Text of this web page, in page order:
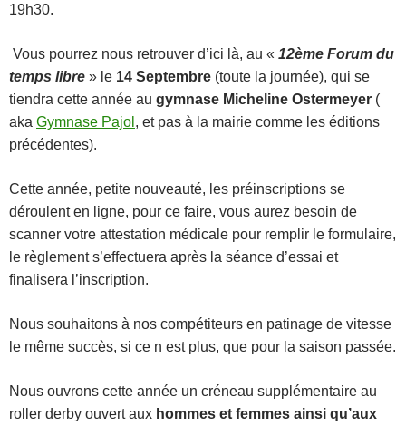
19h30.
Vous pourrez nous retrouver d’ici là, au « 12ème Forum du
temps libre » le 14 Septembre (toute la journée), qui se
tiendra cette année au gymnase Micheline Ostermeyer (
aka Gymnase Pajol , et pas à la mairie comme les éditions
précédentes).
Cette année, petite nouveauté, les préinscriptions se
déroulent en ligne, pour ce faire, vous aurez besoin de
scanner votre attestation médicale pour remplir le formulaire,
le règlement s’effectuera après la séance d’essai et
finalisera l’inscription.
Nous souhaitons à nos compétiteurs en patinage de vitesse
le même succès, si ce n est plus, que pour la saison passée.
Nous ouvrons cette année un créneau supplémentaire au
roller derby ouvert aux hommes et femmes ainsi qu’aux